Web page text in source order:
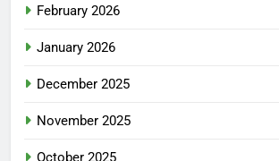
February 2026
January 2026
December 2025
November 2025
October 2025